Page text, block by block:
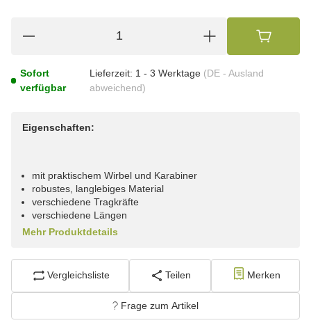
Sofort
verfügbar
Lieferzeit: 1 - 3 Werktage (DE - Ausland
abweichend)
Eigenschaften:
mit praktischem Wirbel und Karabiner
robustes, langlebiges Material
verschiedene Tragkräfte
verschiedene Längen
Mehr Produktdetails
Vergleichsliste Teilen Merken
Frage zum Artikel